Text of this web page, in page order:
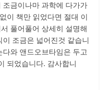
조금이나마 과학에 다가가
이 책만 읽었다면 절대 이
풀어풀어 상세히 설명해
조금은 넓어진것 같습니
와 앤드오브타임은 두고
되었습니다. 감사합니